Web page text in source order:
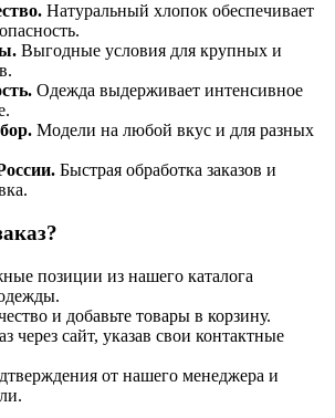
Натуральный хлопок обеспечивает
Выгодные условия для крупных и
Одежда выдерживает интенсивное
Модели на любой вкус и для разных
Быстрая обработка заказов и
позиции из нашего каталога
и добавьте товары в корзину.
через сайт, указав свои контактные
от нашего менеджера и